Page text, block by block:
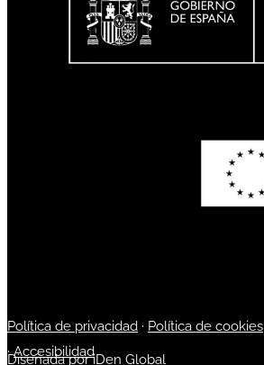
Política de privacidad · Política de cookies
·Accesibilidad
Diseñada poriDen Global